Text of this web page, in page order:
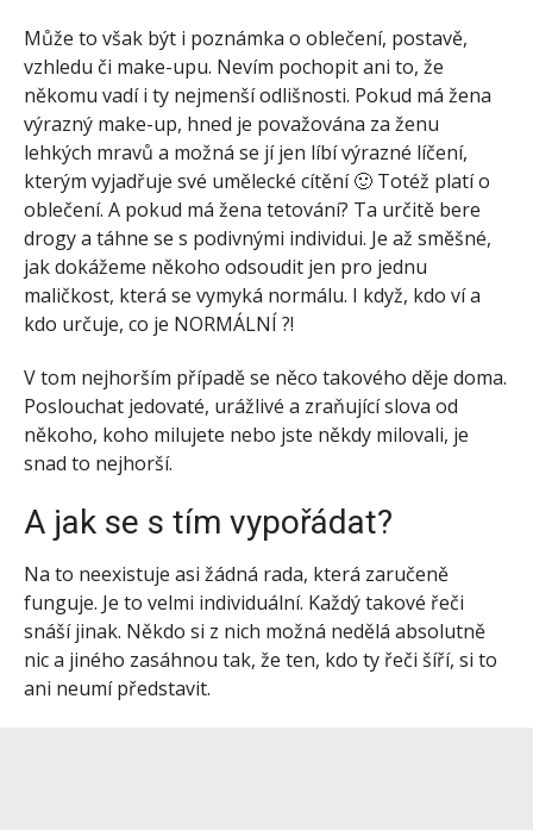
Může to však být i poznámka o oblečení, postavě,
vzhledu či make-upu. Nevím pochopit ani to, že
někomu vadí i ty nejmenší odlišnosti. Pokud má žena
výrazný make-up, hned je považována za ženu
lehkých mravů a ​​možná se jí jen líbí výrazné líčení,
kterým vyjadřuje své umělecké cítění 🙂 Totéž platí o
oblečení. A pokud má žena tetování? Ta určitě bere
drogy a táhne se s podivnými individui. Je až směšné,
jak dokážeme někoho odsoudit jen pro jednu
maličkost, která se vymyká normálu. I když, kdo ví a
kdo určuje, co je NORMÁLNÍ ?!
V tom nejhorším případě se něco takového děje doma.
Poslouchat jedovaté, urážlivé a zraňující slova od
někoho, koho milujete nebo jste někdy milovali, je
snad to nejhorší.
A jak se s tím vypořádat?
Na to neexistuje asi žádná rada, která zaručeně
funguje. Je to velmi individuální. Každý takové řeči
snáší jinak. Někdo si z nich možná nedělá absolutně
nic a jiného zasáhnou tak, že ten, kdo ty řeči šíří, si to
ani neumí představit.